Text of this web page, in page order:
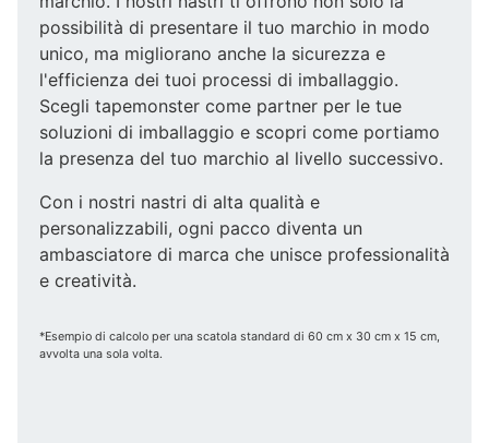
possibilità di presentare il tuo marchio in modo
unico, ma migliorano anche la sicurezza e
l'efficienza dei tuoi processi di imballaggio.
Scegli tapemonster come partner per le tue
soluzioni di imballaggio e scopri come portiamo
la presenza del tuo marchio al livello successivo.
Con i nostri nastri di alta qualità e
personalizzabili, ogni pacco diventa un
ambasciatore di marca che unisce professionalità
e creatività.
*Esempio di calcolo per una scatola standard di 60 cm x 30 cm x 15 cm,
avvolta una sola volta.